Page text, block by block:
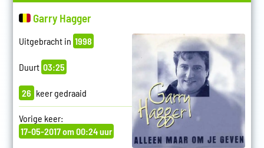
Garry Hagger
Uitgebracht in 1998
Duurt 03:25
26 keer gedraaid
Vorige keer:
17-05-2017 om 00:24 uur